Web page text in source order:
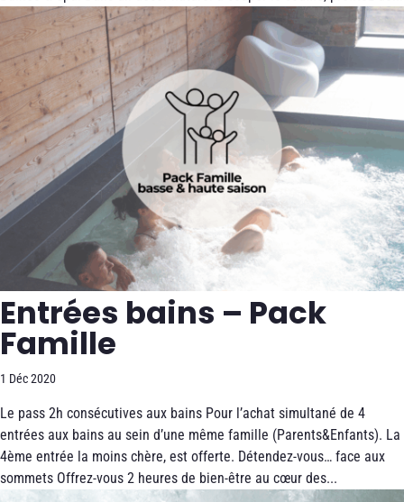
Entrées bains – Pack
Famille
1 Déc 2020
Le pass 2h consécutives aux bains Pour l’achat simultané de 4
entrées aux bains au sein d’une même famille (Parents&Enfants). La
4ème entrée la moins chère, est offerte. Détendez-vous… face aux
sommets Offrez-vous 2 heures de bien-être au cœur des...